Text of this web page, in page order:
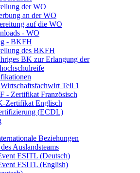
der WO
an der WO
auf die WO
- WO
- BKFH
des BKFH
BK zur Erlangung der
Teil 1
- Zertifikat Französisch
Zertifikat Englisch
(ECDL)
Beziehungen
Auslandsteams
ESITL (Deutsch)
ESITL (English)